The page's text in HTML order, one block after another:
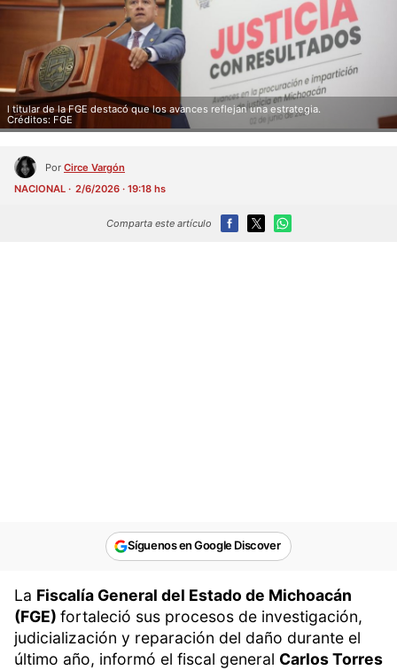
l titular de la FGE destacó que los avances reflejan una estrategia.
Créditos: FGE
Por Circe Vargón
NACIONAL
2/6/2026 · 19:18 hs
Comparta este artículo
Síguenos en Google Discover
La Fiscalía General del Estado de Michoacán
(FGE) fortaleció sus procesos de investigación,
judicialización y reparación del daño durante el
último año, informó el fiscal general Carlos Torres